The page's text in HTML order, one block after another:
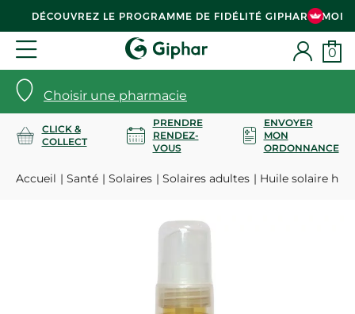
DÉCOUVREZ LE PROGRAMME DE FIDÉLITÉ GIPHAR & MOI
Choisir une pharmacie
0
CLICK &
COLLECT
PRENDRE
RENDEZ-
VOUS
ENVOYER
MON
ORDONNANCE
Accueil Santé Solaires Solaires adultes Huile solaire